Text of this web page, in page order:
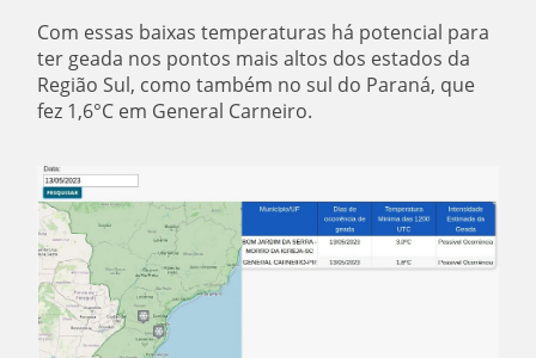
Com essas baixas temperaturas há potencial para
ter geada nos pontos mais altos dos estados da
Região Sul, como também no sul do Paraná, que
fez 1,6°C em General Carneiro.